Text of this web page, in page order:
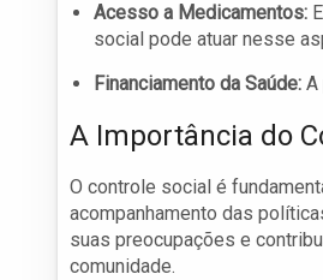
Acesso a Medicamentos:
social pode atuar nesse
Financiamento da Saúde: A
A Importância do
O controle social é
acompanhamento das
suas preocupações e
comunidade.